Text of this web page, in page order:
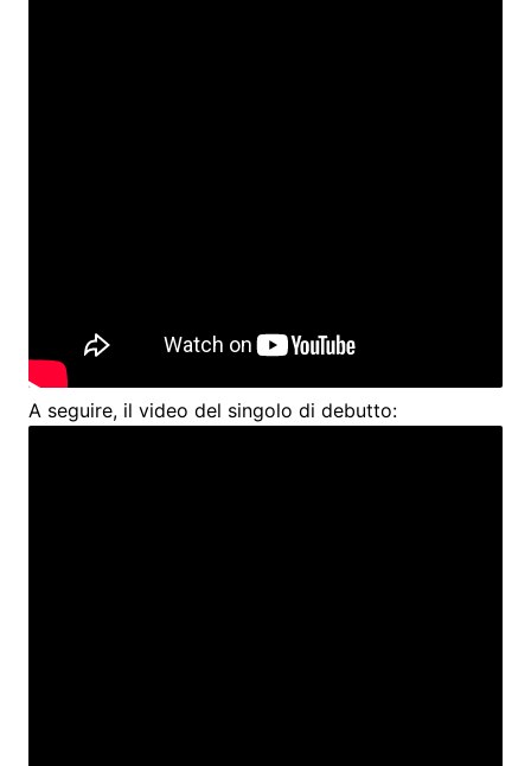
A seguire, il video del singolo di debutto: